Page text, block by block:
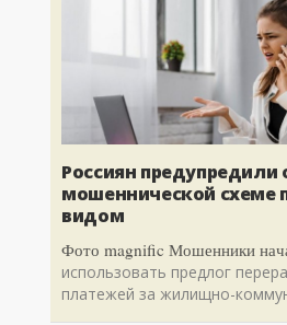
Россиян предупредили
мошеннической схеме
видом
Фото magnific Мошенники
использовать предлог
платежей за жилищно-